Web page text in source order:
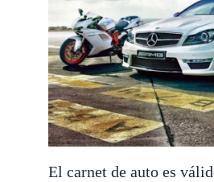
El carnet de auto es